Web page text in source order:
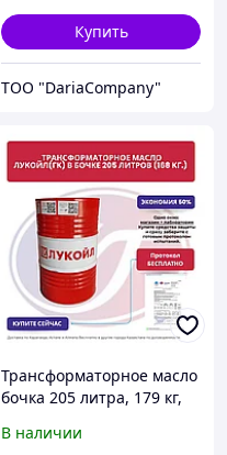
Купить
TOO "DariaCompany"
Трансформаторное масло
бочка 205 литра, 179 кг,
В наличии